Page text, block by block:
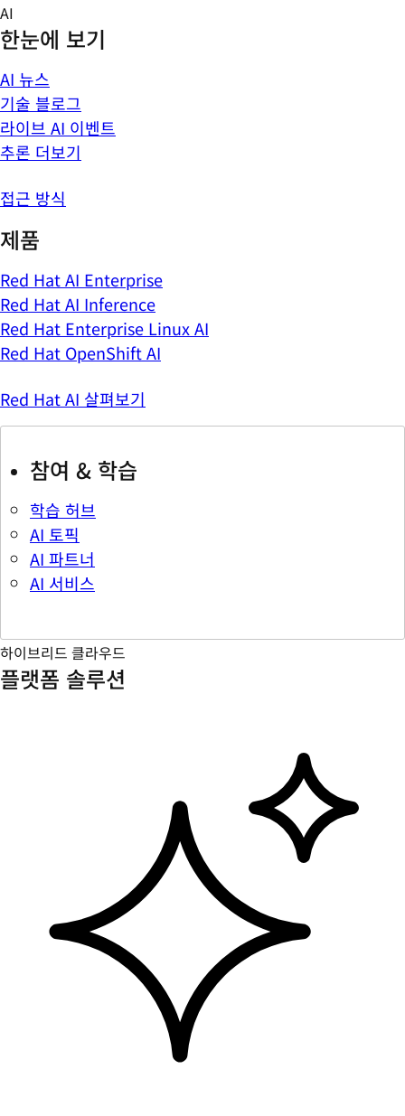
Skip
to
content
AI
한눈에 보기
AI 뉴스
기술 블로그
라이브 AI 이벤트
추론 더보기
접근 방식
제품
Red Hat AI Enterprise
Red Hat AI Inference
Red Hat Enterprise Linux AI
Red Hat OpenShift AI
Red Hat AI 살펴보기
참여 & 학습
학습 허브
AI 토픽
AI 파트너
AI 서비스
하이브리드 클라우드
플랫폼 솔루션